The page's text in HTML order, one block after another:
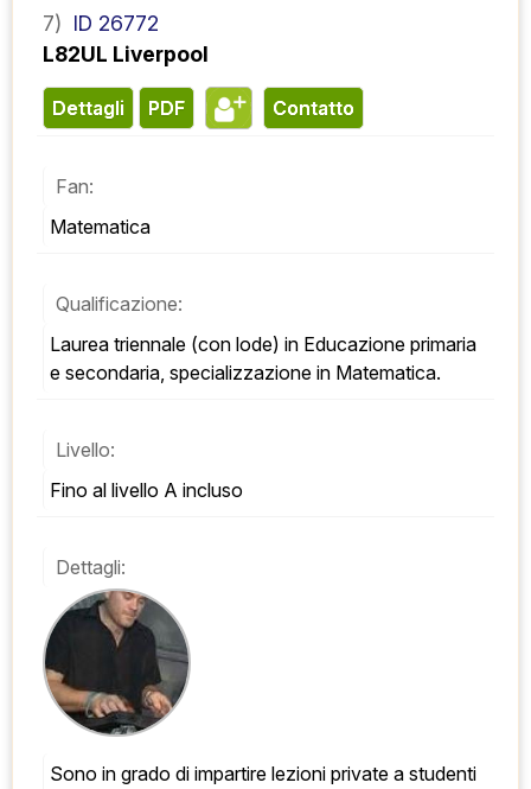
7) ID 26772
L82UL Liverpool
Dettagli PDF contatto
Fan:
Matematica
Qualificazione:
Laurea triennale (con lode) in Educazione primaria
e secondaria, specializzazione in Matematica.
Livello:
Fino al livello A incluso
Dettagli:
Sono in grado di impartire lezioni private a studenti